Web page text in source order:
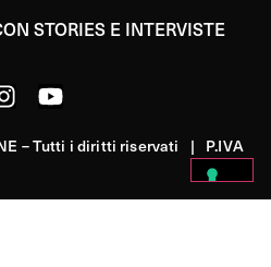
STORIES E INTERVISTE
– Tutti i diritti riservati | P.IVA
|COOKIE POLICY